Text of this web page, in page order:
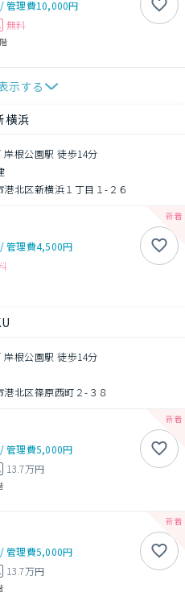
/管理費10,000円
無料
示する
横浜
根公園駅 徒歩14分
北区新横浜１丁目１-２６
/管理費4,500円
根公園駅 徒歩14分
北区篠原西町２-３８
/管理費5,000円
13.7万円
/管理費5,000円
13.7万円